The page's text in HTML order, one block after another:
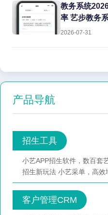
教务系统
率 艺步教务
2026-07-31
产品导航
招生工具
小艺APP招生软件，数百套
招生新玩法 小艺采单，高效
客户管理CRM